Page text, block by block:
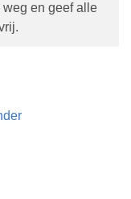
en geef alle